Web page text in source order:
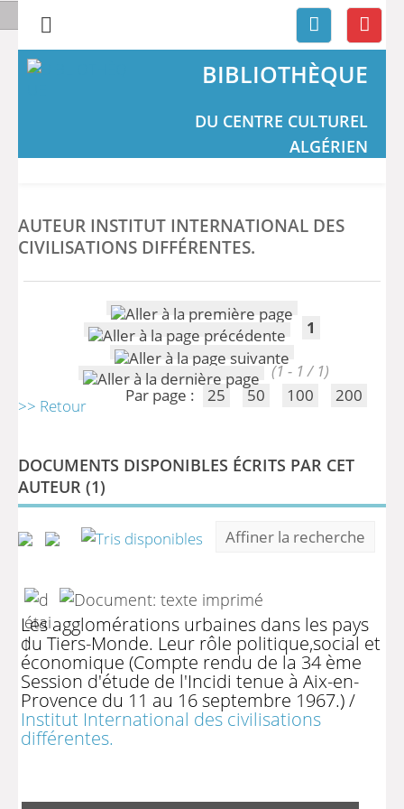
BIBLIOTHÈQUE
DU CENTRE CULTUREL
ALGÉRIEN
AUTEUR INSTITUT INTERNATIONAL DES
CIVILISATIONS DIFFÉRENTES.
1
(1 - 1 / 1)
Par page :
25 50 100 200
>> Retour
DOCUMENTS DISPONIBLES ÉCRITS PAR CET
AUTEUR (1)
Affiner la recherche
Les agglomérations urbaines dans les pays
du Tiers-Monde. Leur rôle politique,social et
économique (Compte rendu de la 34 ème
Session d'étude de l'Incidi tenue à Aix-en-
Provence du 11 au 16 septembre 1967.)/
Institut International des civilisations
différentes.